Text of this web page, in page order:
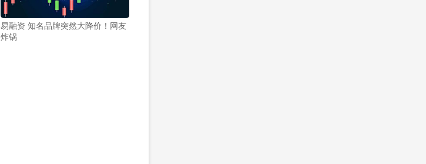
易融资 知名品牌突然大降价！网友
炸锅